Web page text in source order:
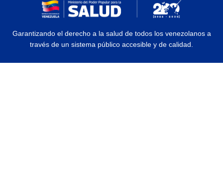
Garantizando el derecho a la salud de todos los venezolanos a
través de un sistema público accesible y de calidad.